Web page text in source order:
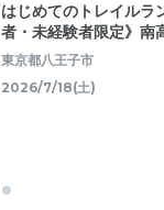
はじめてのトレイルラ
者・未経験者限定》南
東京都八王子市
2026/7/18(土)